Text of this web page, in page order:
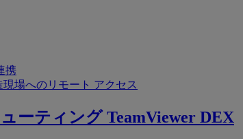
携
現場へのリモート アクセス
ーティング TeamViewer DEX